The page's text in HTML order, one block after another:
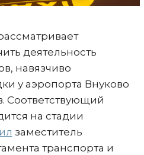
деятельность
навязчиво
у аэропорта Внуково
Соответствующий
на стадии
заместитель
транспорта и